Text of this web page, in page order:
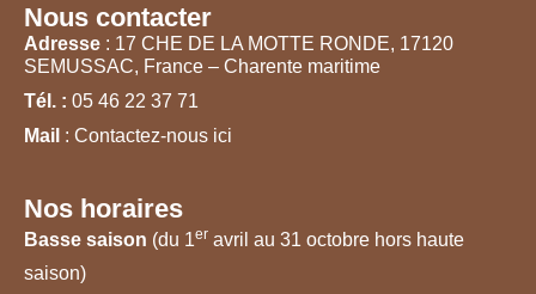
Nous contacter
Adresse : 17 CHE DE LA MOTTE RONDE, 17120
SEMUSSAC, France – Charente maritime
Tél. : 05 46 22 37 71
Mail : Contactez-nous ici
Nos horaires
Basse saison (du 1er avril au 31 octobre hors haute
saison)